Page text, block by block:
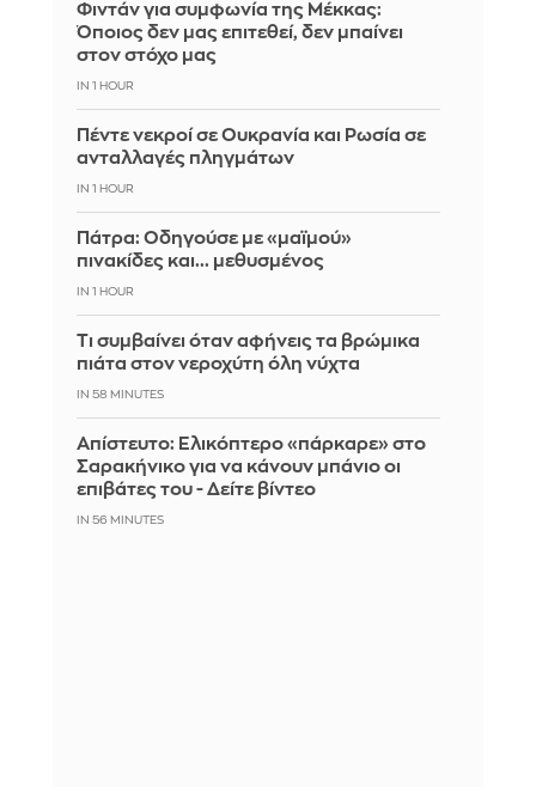
Φιντάν για συμφωνία της Μέκκας:
Όποιος δεν μας επιτεθεί, δεν μπαίνει
στον στόχο μας
IN 1 HOUR
Πέντε νεκροί σε Ουκρανία και Ρωσία σε
ανταλλαγές πληγμάτων
IN 1 HOUR
Πάτρα: Οδηγούσε με «μαϊμού»
πινακίδες και... μεθυσμένος
IN 1 HOUR
Τι συμβαίνει όταν αφήνεις τα βρώμικα
πιάτα στον νεροχύτη όλη νύχτα
IN 58 MINUTES
Απίστευτο: Ελικόπτερο «πάρκαρε» στο
Σαρακήνικο για να κάνουν μπάνιο οι
επιβάτες του - Δείτε βίντεο
IN 56 MINUTES